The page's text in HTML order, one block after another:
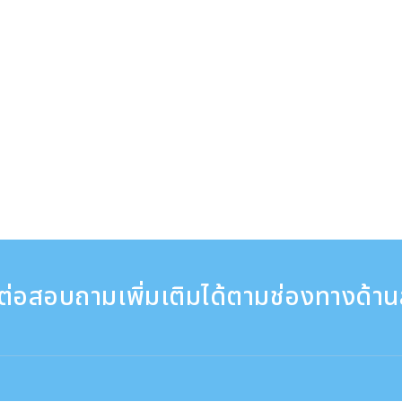
สอบถามเพิ่มเติมได้ตามช่องทางด้า